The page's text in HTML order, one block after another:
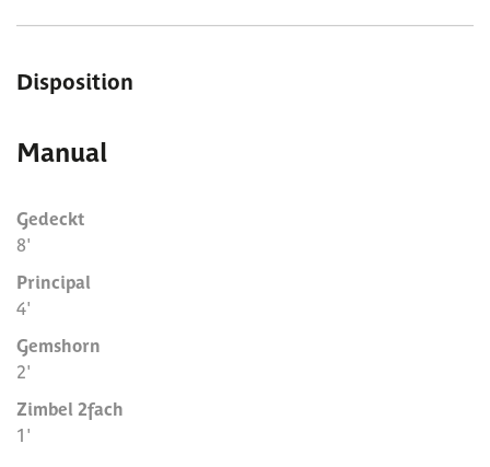
Disposition
Manual
Gedeckt
8'
Principal
4'
Gemshorn
2'
Zimbel 2fach
1'